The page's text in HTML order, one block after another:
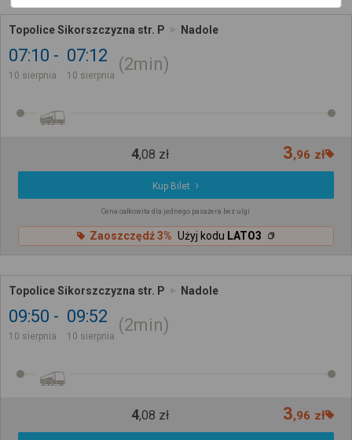
Topolice Sikorszczyzna str. P Nadole
07:10
10 sierpnia
07:12
10 sierpnia
2min
4,08 zł 3,96 zł
Kup Bilet
Cena całkowita dla jednego pasażera bez ulgi
Zaoszczędź 3% Użyj kodu LATO3
Topolice Sikorszczyzna str. P Nadole
09:50
10 sierpnia
09:52
10 sierpnia
2min
4,08 zł 3,96 zł